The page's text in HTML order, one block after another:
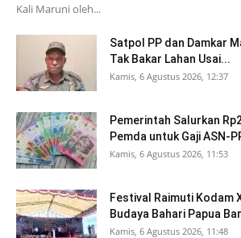
Kali Maruni oleh...
Satpol PP dan Damkar
Tak Bakar Lahan Usai...
Kamis, 6 Agustus 2026, 12:37
Pemerintah Salurkan
Pemda untuk Gaji ASN-
Kamis, 6 Agustus 2026, 11:53
Festival Raimuti Kodam
Budaya Bahari Papua
Kamis, 6 Agustus 2026, 11:48